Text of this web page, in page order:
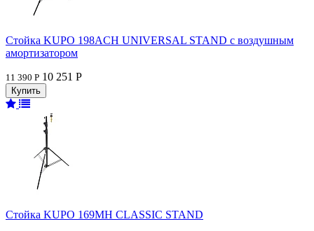
Стойка KUPO 198ACH UNIVERSAL STAND с воздушным
амортизатором
11 390 Р 10 251 Р
Стойка KUPO 169MH CLASSIC STAND